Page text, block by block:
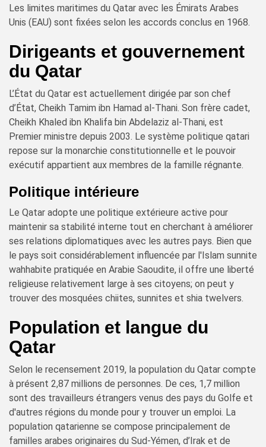
Les limites maritimes du Qatar avec les Émirats Arabes
Unis (EAU) sont fixées selon les accords conclus en 1968.
Dirigeants et gouvernement
du Qatar
L’État du Qatar est actuellement dirigée par son chef
d’État, Cheikh Tamim ibn Hamad al-Thani. Son frère cadet,
Cheikh Khaled ibn Khalifa bin Abdelaziz al-Thani, est
Premier ministre depuis 2003. Le système politique qatari
repose sur la monarchie constitutionnelle et le pouvoir
exécutif appartient aux membres de la famille régnante.
Politique intérieure
Le Qatar adopte une politique extérieure active pour
maintenir sa stabilité interne tout en cherchant à améliorer
ses relations diplomatiques avec les autres pays. Bien que
le pays soit considérablement influencée par l'Islam sunnite
wahhabite pratiquée en Arabie Saoudite, il offre une liberté
religieuse relativement large à ses citoyens; on peut y
trouver des mosquées chiites, sunnites et shia twelvers.
Population et langue du
Qatar
Selon le recensement 2019, la population du Qatar compte
à présent 2,87 millions de personnes. De ces, 1,7 million
sont des travailleurs étrangers venus des pays du Golfe et
d'autres régions du monde pour y trouver un emploi. La
population qatarienne se compose principalement de
familles arabes originaires du Sud-Yémen, d’Irak et de